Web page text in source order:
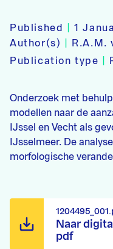
Published |1
Author(s)
R.A.M.
Publication type
Onderzoek met
modellen naar de
IJssel en Vecht als
IJsselmeer. De
morfologische
Naar
pdf